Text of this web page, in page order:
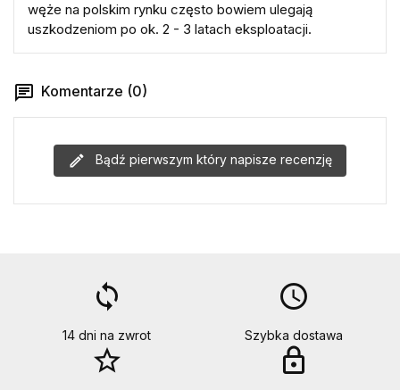
węże na polskim rynku często bowiem ulegają
uszkodzeniom po ok. 2 - 3 latach eksploatacji.
Komentarze (0)
Bądź pierwszym który napisze recenzję
loop
14 dni na zwrot
access_time
Szybka dostawa
star_border lock